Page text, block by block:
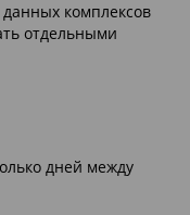
комплексов
отдельными
дней между